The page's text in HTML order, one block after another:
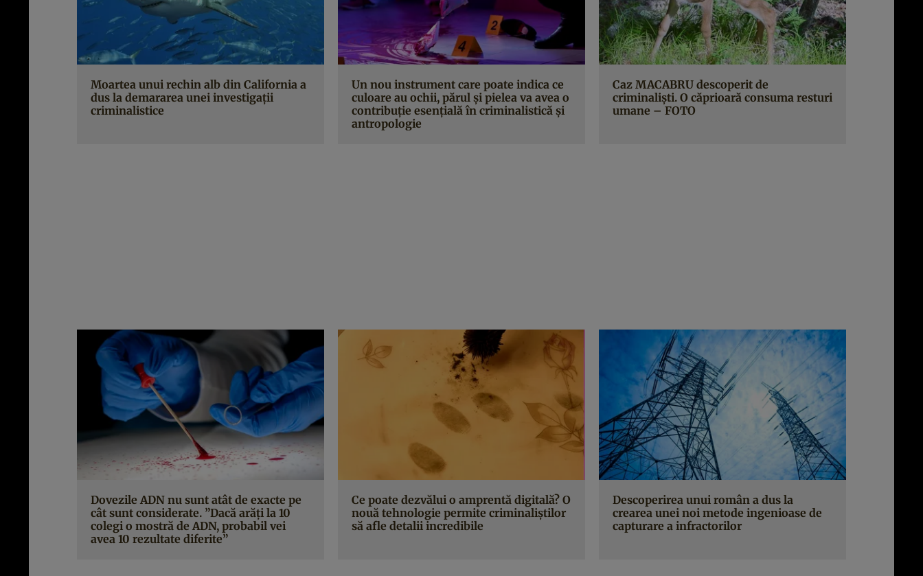
Moartea unui rechin alb din California a
dus la demararea unei investigaţii
criminalistice
Un nou instrument care poate indica ce
culoare au ochii, părul şi pielea va avea o
contribuţie esenţială în criminalistică şi
antropologie
Caz MACABRU descoperit de
criminalişti. O căprioară consuma resturi
umane – FOTO
Dovezile ADN nu sunt atât de exacte pe
cât sunt considerate. ”Dacă arăţi la 10
colegi o mostră de ADN, probabil vei
avea 10 rezultate diferite”
Ce poate dezvălui o amprentă digitală? O
nouă tehnologie permite criminaliştilor
să afle detalii incredibile
Descoperirea unui român a dus la
crearea unei noi metode ingenioase de
capturare a infractorilor